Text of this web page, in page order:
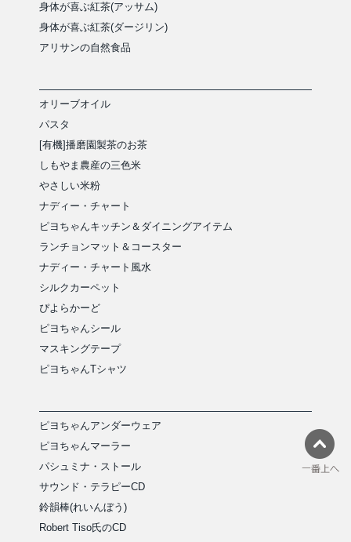
身体が喜ぶ紅茶(アッサム)
身体が喜ぶ紅茶(ダージリン)
アリサンの自然食品
オリーブオイル
パスタ
[有機]播磨園製茶のお茶
しもやま農産の三色米
やさしい米粉
ナディー・チャート
ピヨちゃんキッチン＆ダイニングアイテム
ランチョンマット＆コースター
ナディー・チャート風水
シルクカーペット
ぴよらかーど
ピヨちゃんシール
マスキングテープ
ピヨちゃんTシャツ
ピヨちゃんアンダーウェア
ピヨちゃんマーラー
パシュミナ・ストール
サウンド・テラピーCD
鈴韻棒(れいんぼう)
Robert Tiso氏のCD